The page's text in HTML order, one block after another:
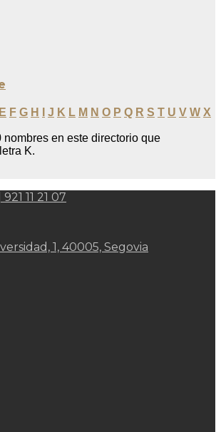
E F G H J K L M N O P Q R S T U V W X
nombres en este directorio que
K.
921 11 21 07
1, 40005, Segovia